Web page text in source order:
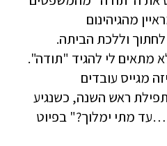
מהגיהינום
וללכת הביתה.
מתאים לי להגיד "תודה".
מגייס עובדים
ראש השנה, כשנגיע
מתי ימלוך?" בפיוט